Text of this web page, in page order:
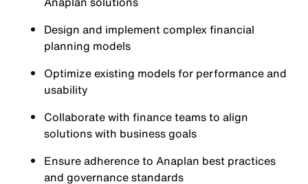
Design and implement complex financial
planning models
Optimize existing models for performance and
usability
Collaborate with finance teams to align
solutions with business goals
Ensure adherence to Anaplan best practices
and governance standards